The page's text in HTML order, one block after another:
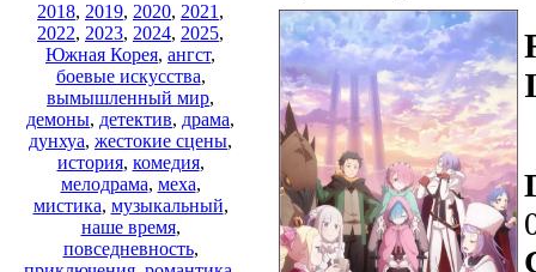
2018, 2019, 2020, 2021 ,
2022, 2023, 2024, 2025,
Южная Корея, ангст,
боевые искусства,
вымышленный мир,
демоны, детектив, драма,
дунхуа, жестокие сцены,
история, комедия,
мелодрама, меха,
мистика, музыкальный,
наше время,
повседневность,